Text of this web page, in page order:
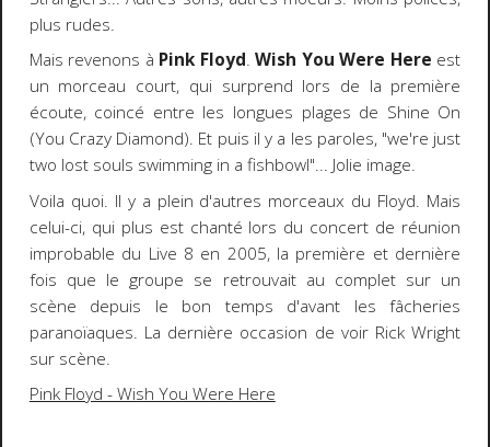
plus rudes.
Mais revenons à Pink Floyd.Wish You Were Here est
un morceau court, qui surprend lors de la première
écoute, coincé entre les longues plages de Shine On
(You Crazy Diamond). Et puis il y a les paroles, "we're just
two lost souls swimming in a fishbowl"... Jolie image.
Voila quoi. Il y a plein d'autres morceaux du Floyd. Mais
celui-ci, qui plus est chanté lors du concert de réunion
improbable du Live 8 en 2005, la première et dernière
fois que le groupe se retrouvait au complet sur un
scène depuis le bon temps d'avant les fâcheries
paranoïaques. La dernière occasion de voir Rick Wright
sur scène.
Pink Floyd - Wish You Were Here